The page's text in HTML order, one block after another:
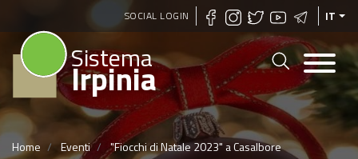
Salta
contenuto
principale
SOCIAL LOGIN IT
Sistema
Irpinia
Home Eventi "Fiocchi di Natale 2023" a Casalbore